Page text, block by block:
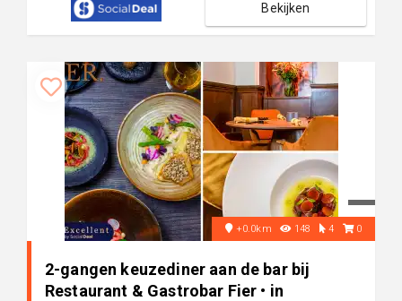
Bekijken
+0.0km 148 4 0
2-gangen keuzediner aan de bar bij
Restaurant & Gastrobar Fier • in